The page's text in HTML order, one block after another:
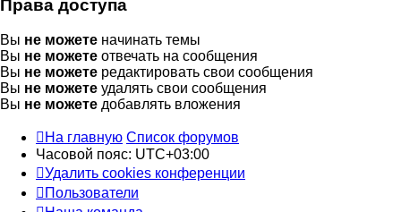
Права доступа
Вы не можете начинать темы
Вы не можете отвечать на сообщения
Вы не можете редактировать свои сообщения
Вы не можете удалять свои сообщения
Вы не можете добавлять вложения
На главную Список форумов
Часовой пояс: UTC+03:00
Удалить cookies конференции
Пользователи